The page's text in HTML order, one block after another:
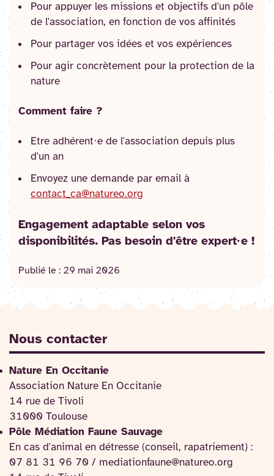
Pour appuyer les missions et objectifs d'un pôle
de l'association, en fonction de vos affinités
Pour partager vos idées et vos expériences
Pour agir concrètement pour la protection de la
nature
Comment faire ?
Etre adhérent·e de l'association depuis plus
d'un an
Envoyez une demande par email à
contact_ca@natureo.org
Engagement adaptable selon vos
disponibilités. Pas besoin d'être expert·e !
Publié le : 29 mai 2026
Nous contacter
Nature En Occitanie
Association Nature En Occitanie
14 rue de Tivoli
31000 Toulouse
Pôle Médiation Faune Sauvage
En cas d'animal en détresse (conseil, rapatriement) :
07 81 31 96 70 / mediationfaune@natureo.org